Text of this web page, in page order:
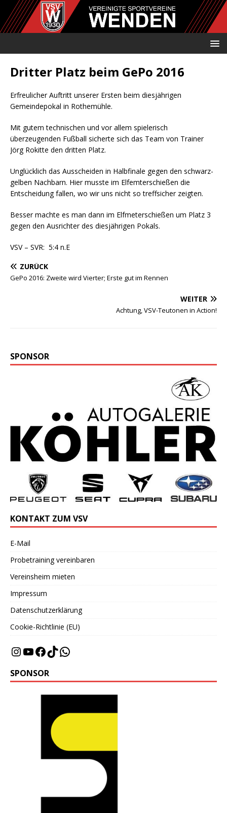
Dritter Platz beim GePo 2016
Erfreulicher Auftritt unserer Ersten beim diesjährigen
Gemeindepokal in Rothemühle.
Mit gutem technischen und vor allem spielerisch
überzeugenden Fußball sicherte sich das Team von Trainer
Jörg Rokitte den dritten Platz.
Unglücklich das Ausscheiden in Halbfinale gegen den schwarz-
gelben Nachbarn. Hier musste im Elfemterschießen die
Entscheidung fallen, wo wir uns nicht so treffsicher zeigten.
Besser machte es man dann im Elfmeterschießen um Platz 3
gegen den Ausrichter des diesjährigen Pokals.
VSV – SVR: 5:4 n.E
ZURÜCK
GePo 2016: Zweite wird Vierter; Erste gut im Rennen
WEITER
Achtung, VSV-Teutonen in Action!
SPONSOR
KONTAKT ZUM VSV
E-Mail
Probetraining vereinbaren
Vereinsheim mieten
Impressum
Datenschutzerklärung
Cookie-Richtlinie (EU)
SPONSOR